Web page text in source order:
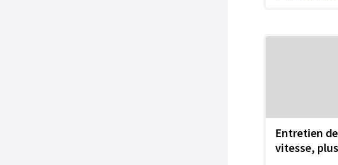
Entretien
vitesse,